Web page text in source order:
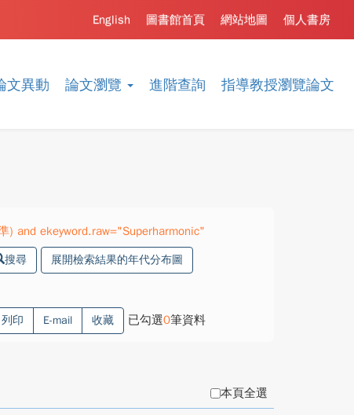
文異動 論文瀏覽 進階查詢 指導教授瀏覽論文
個人書房
網站地圖
圖書館首頁
English
and ekeyword.raw="Superharmonic"
搜尋 展開檢索結果的年代分布圖
列印 E-mail 收藏 已勾選0筆資料
本頁全選